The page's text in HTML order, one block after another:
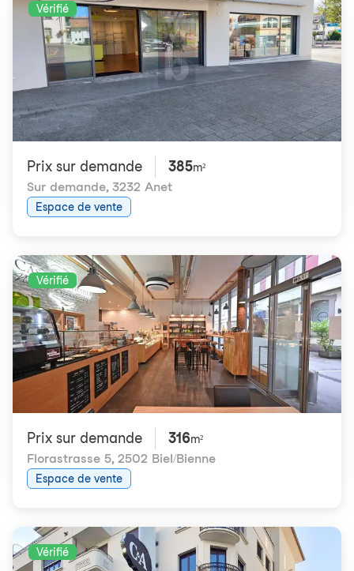
Vérifié
Prix ​​sur demande 385m²
Sur demande, 3232 Anet
Espace de vente
Vérifié
Prix ​​sur demande 316m²
Florastrasse 5, 2502 Biel/Bienne
Espace de vente
Vérifié